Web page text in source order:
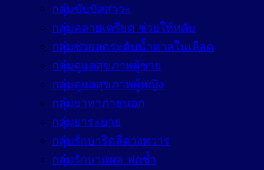
กลุ่มขับปัสสาวะ
กลุ่มคลายเครียด ช่วยให้หลับ
กลุ่มช่วยลดระดับน้ำตาลในเลือด
กลุ่มดูแลสุขภาพผู้ชาย
กลุ่มดูแลสุขภาพผู้หญิง
กลุ่มยาทาภายนอก
กลุ่มยาระบาย
กลุ่มรักษาริดสีดวงทวาร
กลุ่มรักษาแผล ฟกช้ำ